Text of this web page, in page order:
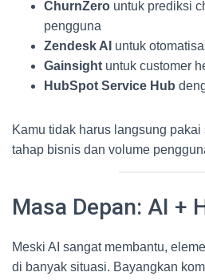
ChurnZero untuk prediksi
pengguna
Zendesk AI untuk
Gainsight untuk customer
HubSpot Service Hub
Kamu tidak harus langsung
tahap bisnis dan volume
Masa Depan: AI +
Meski AI sangat membantu,
di banyak situasi. Bayangkan